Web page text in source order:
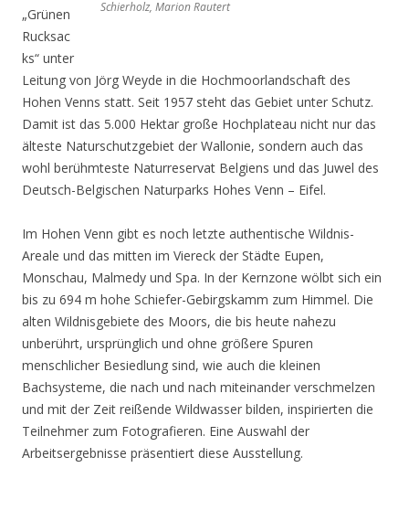
Schierholz, Marion Rautert
„Grünen
Rucksac
ks“ unter
Leitung von Jörg Weyde in die Hochmoorlandschaft des
Hohen Venns statt. Seit 1957 steht das Gebiet unter Schutz.
Damit ist das 5.000 Hektar große Hochplateau nicht nur das
älteste Naturschutzgebiet der Wallonie, sondern auch das
wohl berühmteste Naturreservat Belgiens und das Juwel des
Deutsch-Belgischen Naturparks Hohes Venn – Eifel.
Im Hohen Venn gibt es noch letzte authentische Wildnis-
Areale und das mitten im Viereck der Städte Eupen,
Monschau, Malmedy und Spa. In der Kernzone wölbt sich ein
bis zu 694 m hohe Schiefer-Gebirgskamm zum Himmel. Die
alten Wildnisgebiete des Moors, die bis heute nahezu
unberührt, ursprünglich und ohne größere Spuren
menschlicher Besiedlung sind, wie auch die kleinen
Bachsysteme, die nach und nach miteinander verschmelzen
und mit der Zeit reißende Wildwasser bilden, inspirierten die
Teilnehmer zum Fotografieren. Eine Auswahl der
Arbeitsergebnisse präsentiert diese Ausstellung.